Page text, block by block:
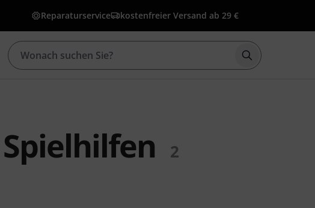
Reparaturservice kostenfreier Versand ab 29 €
Suche mit
2